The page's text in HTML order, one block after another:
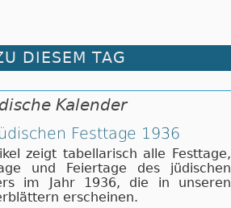
DIESEM TAG
Kalender
Festtage 1936
zeigt tabellarisch alle Festtage,
und Feiertage des jüdischen
im Jahr 1936, die in unseren
erscheinen.